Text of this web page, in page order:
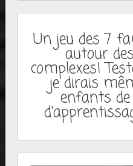
Un jeu des 7
autour
complexes!
je dirais
enfants de